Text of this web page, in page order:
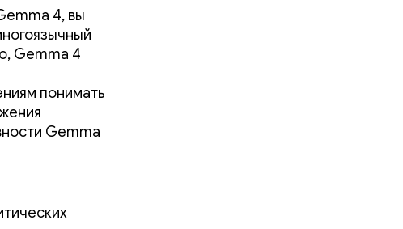
4, вы
Gemma 4
понимать
Gemma